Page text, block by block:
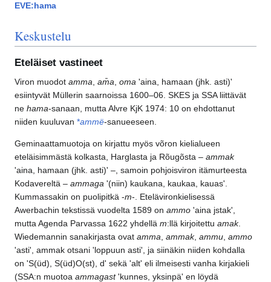
EVE:hama
Keskustelu
Eteläiset vastineet
Viron muodot amma am̄a oma 'aina, hamaan (jhk. asti)'
esiintyvät Müllerin saarnoissa 1600–06. SKES ja SSA liittävät
ne hama-sanaan, mutta Alvre KjK 1974: 10 on ehdottanut
niiden kuuluvan *ammë-sanueeseen.
Geminaattamuotoja on kirjattu myös võron kielialueen
eteläisimmästä kolkasta, Harglasta ja Rõugõsta – ammak
'aina, hamaan (jhk. asti)' –, samoin pohjoisviron itämurteesta
Kodavereltä – ammaga '(niin) kaukana, kaukaa, kauas'.
Kummassakin on puolipitkä -m-. Etelävironkielisessä
Awerbachin tekstissä vuodelta 1589 on ammo 'aina jstak',
mutta Agenda Parvassa 1622 yhdellä m:llä kirjoitettu amak.
Wiedemannin sanakirjasta ovat amma ammak, ammu ammo
'asti', ammak otsani 'loppuun asti', ja siinäkin niiden kohdalla
on 'S(üd), S(üd)O(st), d' sekä 'alt' eli ilmeisesti vanha kirjakieli
(SSA:n muotoa ammagast'kunnes, yksinpä' en löydä